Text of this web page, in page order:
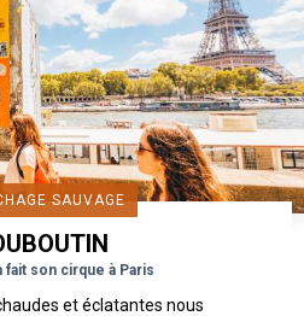
SAUVAGE
fait son cirque à Paris
et éclatantes nous